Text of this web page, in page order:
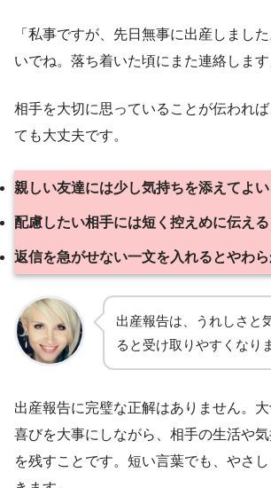
「私事ですが、先日無事に出産しまし
いでね。落ち着いた頃にまた連絡します
相手を大切に思っていることが伝われば
ても大丈夫です。
親しい友達には少し気持ちを添えてよい
配慮したい相手には短く控えめに伝える
返信を急がせない一文を入れるとやわ
出産報告は、うれしさと
ると受け取りやすくなり
出産報告に完璧な正解はありません。
喜びを大事にしながら、相手の生活や
を残すことです。短い言葉でも、やさ